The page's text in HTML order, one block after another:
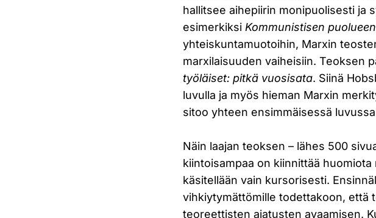
hallitsee aihepiirin monipuolisesti ja
esimerkiksi Kommunistisen
yhteiskuntamuotoihin, Marxin
marxilaisuuden vaiheisiin. Teoksen
työläiset: pitkä vuosisata. Siinä
luvulla ja myös hieman Marxin
sitoo yhteen ensimmäisessä
Näin laajan teoksen – lähes 500
kiintoisampaa on kiinnittää
käsitellään vain kursorisesti.
vihkiytymättömille todettakoon, että
teoreettisten ajatusten avaamisen.